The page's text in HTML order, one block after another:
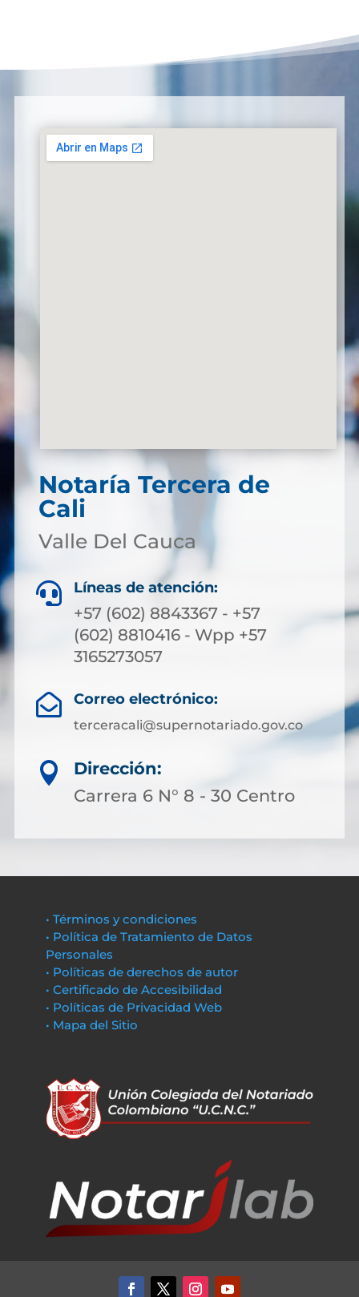
Notaría Tercera de
Cali
Valle Del Cauca
 Líneas de atención:
+57 (602) 8843367 - +57
(602) 8810416 - Wpp +57
3165273057
 Correo electrónico:
terceracali@supernotariado.gov.co

Dirección:
Carrera 6 N° 8 - 30 Centro
• Términos y condiciones
• Política de Tratamiento de Datos
Personales
• Políticas de derechos de autor
• Certificado de Accesibilidad
• Políticas de Privacidad Web
• Mapa del Sitio